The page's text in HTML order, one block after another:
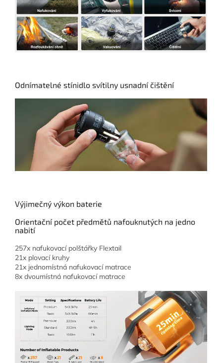
Odnímatelné stínidlo svítilny usnadní čištění
Výjimečný výkon baterie
Orientační počet předmětů nafouknutých na jedno
nabití
257x nafukovací polštářky Flextail
21x plovací kruhy
21x jednomístná nafukovací matrace
8x dvoumístná nafukovací matrace